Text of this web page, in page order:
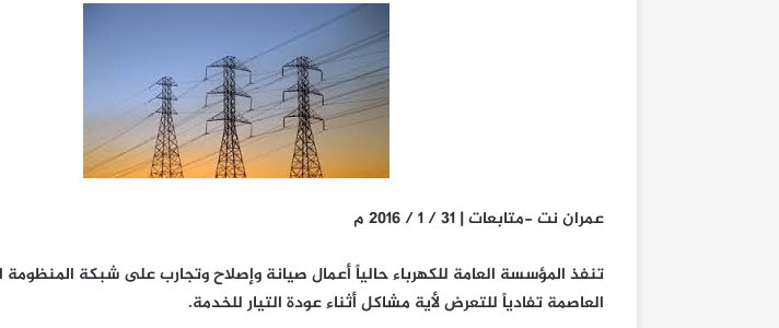
عمران نت -متابعات | 31 / 1 / 2016 م
تنفذ المؤسسة العامة للكهرباء حالياً أعمال صيانة وإصلاح وتجارب على شبكة المنظومة
العاصمة تفادياً للتعرض لأية مشاكل أثناء عودة التيار للخدمة.